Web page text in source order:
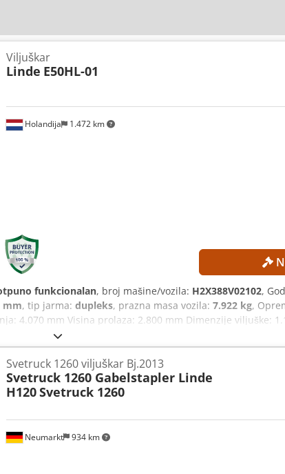
Holandija 1.472 km
Viljuškar
Linde E50HL-01
funkcionalan, broj mašine/vozila: H2X388V02102,
mm, tip jarma: dupleks, prazna masa vozila: 7.922 kg,
4.070 mm Visina prolaza: 2.800 mm Dimenzije viljuške:
Godina proizvodnje baterije: 2023 Kapacitet baterije:
(D × Š × V): 3.000 × 1.450 × 2.800 mm Sopstvena
rasipač viljuške Gume koje ne ostavljaju tragove
Neumarkt 934 km
Svetruck 1260 viljuškar Bj.2013
Svetruck 1260 Gabelstapler Linde
H120Svetruck 1260